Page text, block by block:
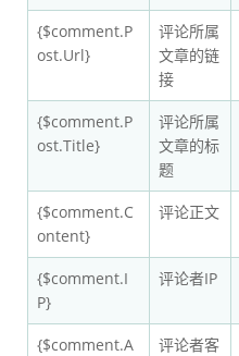
{$comment.P
ost.Url}
评论所属
文章的链
接
{$comment.P
ost.Title}
评论所属
文章的标
题
{$comment.C
ontent}
评论正文
{$comment.I
P}
评论者IP
{$comment.A
评论者客